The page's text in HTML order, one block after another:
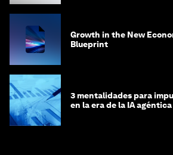
Growth in the New
Blueprint
3 mentalidades para
en la era de la IA agéntica